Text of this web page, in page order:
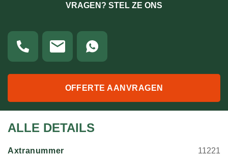
VRAGEN? STEL ZE ONS
OFFERTE AANVRAGEN
ALLE DETAILS
Axtranummer 11221